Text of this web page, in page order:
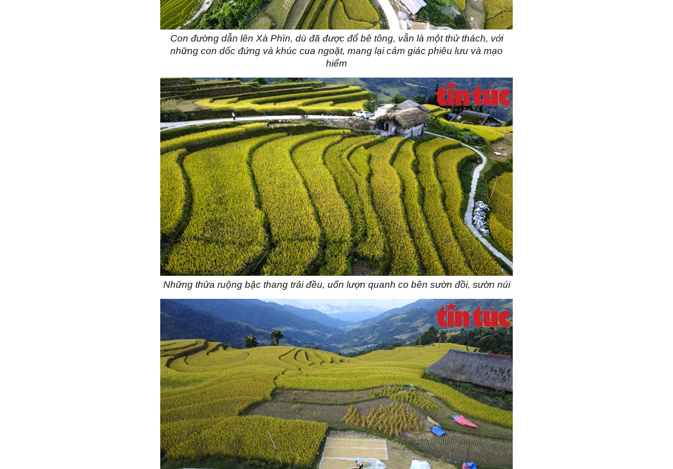
Con đường dẫn lên Xà Phìn, dù đã được đổ bê tông, vẫn là một thử thách, với
những con dốc đứng và khúc cua ngoặt, mang lại cảm giác phiêu lưu và mạo
hiểm
Những thửa ruộng bậc thang trải đều, uốn lượn quanh co bên sườn đồi, sườn núi